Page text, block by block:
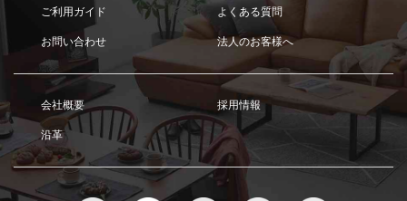
ご利用ガイド よくある質問
お問い合わせ 法人のお客様へ
会社概要 採用情報
沿革